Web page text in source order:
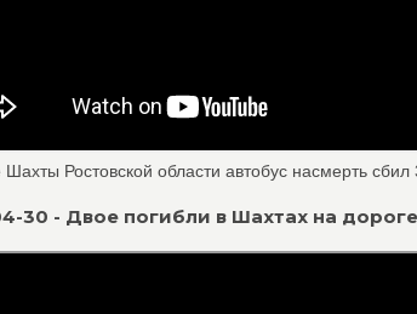
Шахты Ростовской области автобус насмерть
30 - Двое погибли в Шахтах на